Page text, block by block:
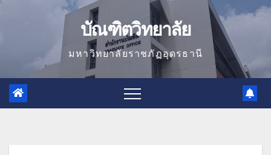
บัณฑิตวิทยาลัย
มหาวิทยาลัยราชภัฏอุดรธานี